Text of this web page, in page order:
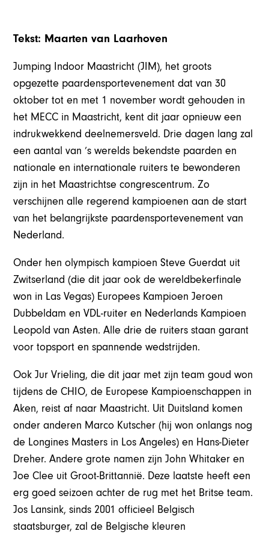
Tekst: Maarten van Laarhoven
Jumping Indoor Maastricht (JIM), het groots
opgezette paardensportevenement dat van 30
oktober tot en met 1 november wordt gehouden in
het MECC in Maastricht, kent dit jaar opnieuw een
indrukwekkend deelnemersveld. Drie dagen lang zal
een aantal van ’s werelds bekendste paarden en
nationale en internationale ruiters te bewonderen
zijn in het Maastrichtse congrescentrum. Zo
verschijnen alle regerend kampioenen aan de start
van het belangrijkste paardensportevenement van
Nederland.
Onder hen olympisch kampioen Steve Guerdat uit
Zwitserland (die dit jaar ook de wereldbekerfinale
won in Las Vegas) Europees Kampioen Jeroen
Dubbeldam en VDL-ruiter en Nederlands Kampioen
Leopold van Asten. Alle drie de ruiters staan garant
voor topsport en spannende wedstrijden.
Ook Jur Vrieling, die dit jaar met zijn team goud won
tijdens de CHIO, de Europese Kampioenschappen in
Aken, reist af naar Maastricht. Uit Duitsland komen
onder anderen Marco Kutscher (hij won onlangs nog
de Longines Masters in Los Angeles) en Hans-Dieter
Dreher. Andere grote namen zijn John Whitaker en
Joe Clee uit Groot-Brittannië. Deze laatste heeft een
erg goed seizoen achter de rug met het Britse team.
Jos Lansink, sinds 2001 officieel Belgisch
staatsburger, zal de Belgische kleuren